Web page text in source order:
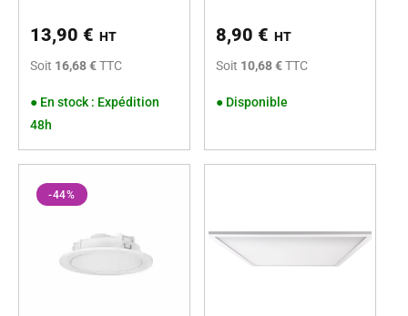
13,90 € HT
Soit 16,68 €TTC
● En stock : Expédition
48h
8,90 € HT
Soit 10,68 €TTC
● Disponible
-44%